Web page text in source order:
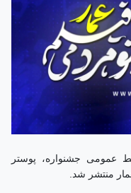
عمومی جشنواره، پوستر
منتشر شد.